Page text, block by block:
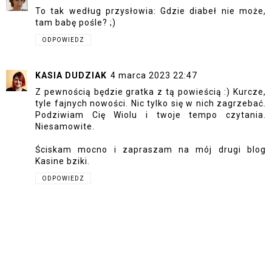
To tak według przysłowia: Gdzie diabeł nie może,
tam babę pośle? ;)
ODPOWIEDZ
KASIA DUDZIAK 4 marca 2023 22:47
Z pewnością będzie gratka z tą powieścią :) Kurcze,
tyle fajnych nowości. Nic tylko się w nich zagrzebać.
Podziwiam Cię Wiolu i twoje tempo czytania.
Niesamowite.
Ściskam mocno i zapraszam na mój drugi blog
Kasine bziki.
ODPOWIEDZ